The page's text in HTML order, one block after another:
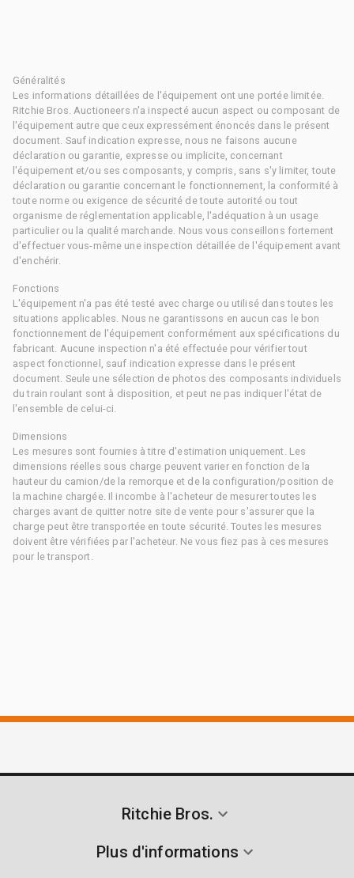
Généralités
Les informations détaillées de l'équipement ont une portée limitée.
Ritchie Bros. Auctioneers n'a inspecté aucun aspect ou composant de
l'équipement autre que ceux expressément énoncés dans le présent
document. Sauf indication expresse, nous ne faisons aucune
déclaration ou garantie, expresse ou implicite, concernant
l'équipement et/ou ses composants, y compris, sans s'y limiter, toute
déclaration ou garantie concernant le fonctionnement, la conformité à
toute norme ou exigence de sécurité de toute autorité ou tout
organisme de réglementation applicable, l'adéquation à un usage
particulier ou la qualité marchande. Nous vous conseillons fortement
d'effectuer vous-même une inspection détaillée de l'équipement avant
d'enchérir.
Fonctions
L'équipement n'a pas été testé avec charge ou utilisé dans toutes les
situations applicables. Nous ne garantissons en aucun cas le bon
fonctionnement de l'équipement conformément aux spécifications du
fabricant. Aucune inspection n'a été effectuée pour vérifier tout
aspect fonctionnel, sauf indication expresse dans le présent
document. Seule une sélection de photos des composants individuels
du train roulant sont à disposition, et peut ne pas indiquer l'état de
l'ensemble de celui-ci.
Dimensions
Les mesures sont fournies à titre d'estimation uniquement. Les
dimensions réelles sous charge peuvent varier en fonction de la
hauteur du camion/de la remorque et de la configuration/position de
la machine chargée. Il incombe à l'acheteur de mesurer toutes les
charges avant de quitter notre site de vente pour s'assurer que la
charge peut être transportée en toute sécurité. Toutes les mesures
doivent être vérifiées par l'acheteur. Ne vous fiez pas à ces mesures
pour le transport.
Ritchie Bros.
Plus d'informations